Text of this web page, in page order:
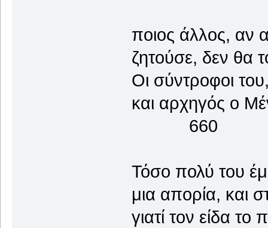
ποιος άλλος, αν
ζητούσε, δεν θα
Οι σύντροφοι
και αρχηγός
660
Τόσο πολύ του
μια απορία, και
γιατί τον είδα